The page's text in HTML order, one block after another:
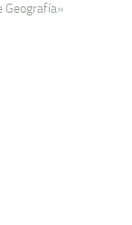
Geografía»